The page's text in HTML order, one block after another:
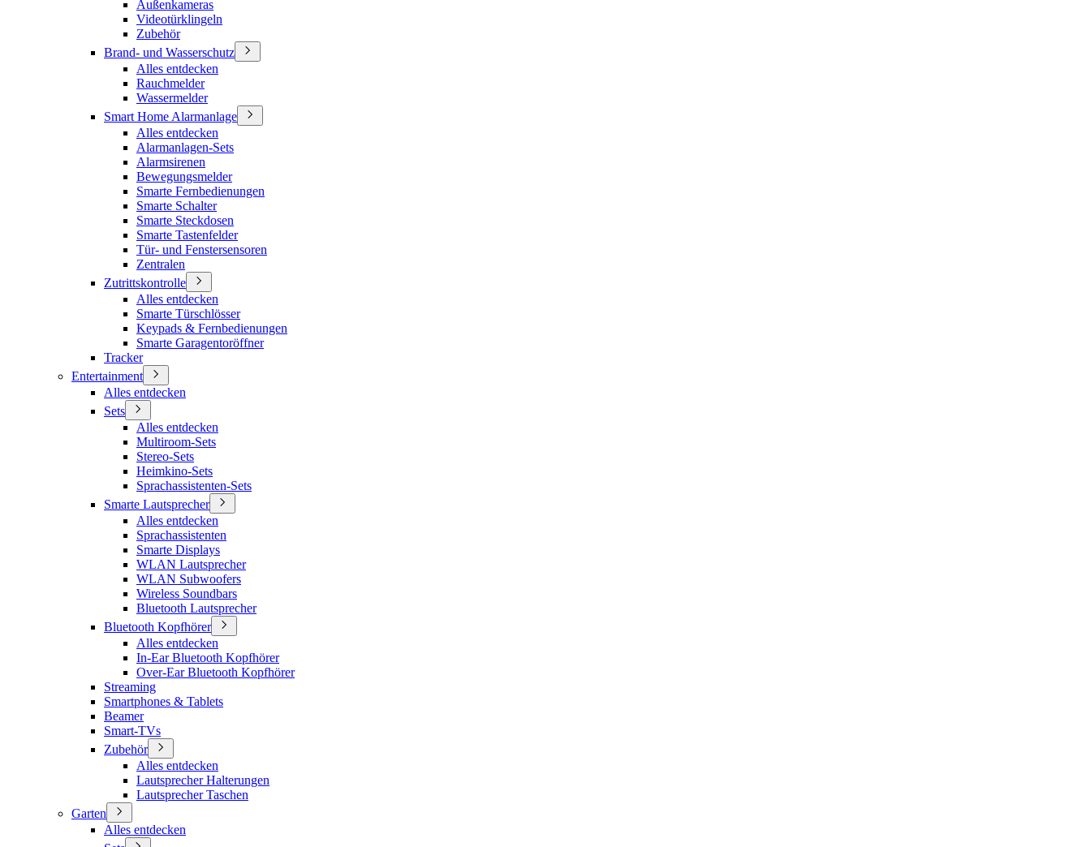
Außenkameras
Videotürklingeln
Zubehör
Brand- und Wasserschutz
Alles entdecken
Rauchmelder
Wassermelder
Smart Home Alarmanlage
Alles entdecken
Alarmanlagen-Sets
Alarmsirenen
Bewegungsmelder
Smarte Fernbedienungen
Smarte Schalter
Smarte Steckdosen
Smarte Tastenfelder
Tür- und Fenstersensoren
Zentralen
Zutrittskontrolle
Alles entdecken
Smarte Türschlösser
Keypads & Fernbedienungen
Smarte Garagentoröffner
Tracker
Entertainment
Alles entdecken
Sets
Alles entdecken
Multiroom-Sets
Stereo-Sets
Heimkino-Sets
Sprachassistenten-Sets
Smarte Lautsprecher
Alles entdecken
Sprachassistenten
Smarte Displays
WLAN Lautsprecher
WLAN Subwoofers
Wireless Soundbars
Bluetooth Lautsprecher
Bluetooth Kopfhörer
Alles entdecken
In-Ear Bluetooth Kopfhörer
Over-Ear Bluetooth Kopfhörer
Streaming
Smartphones & Tablets
Beamer
Smart-TVs
Zubehör
Alles entdecken
Lautsprecher Halterungen
Lautsprecher Taschen
Garten
Alles entdecken